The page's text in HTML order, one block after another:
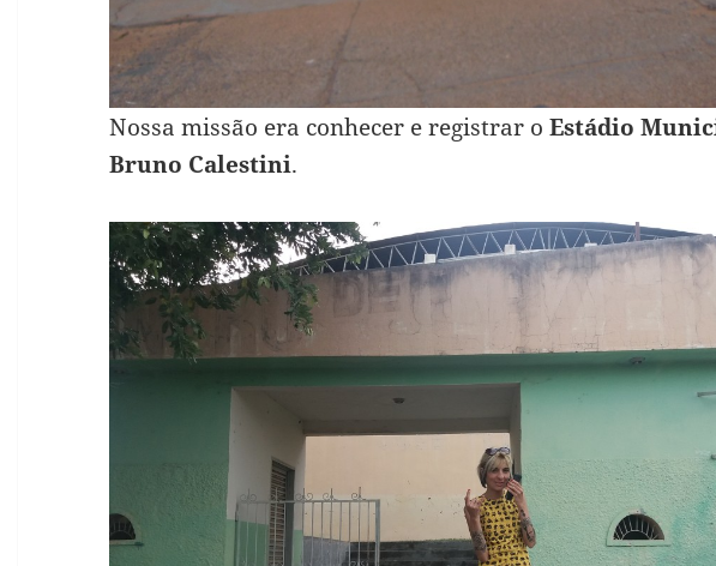
Nossa missão era conhecer e registrar o Estádio
Bruno Calestini.